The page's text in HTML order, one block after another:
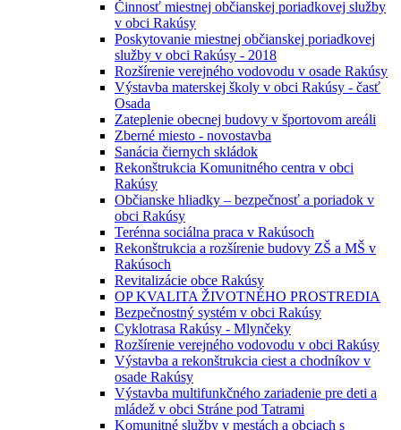
Činnosť miestnej občianskej poriadkovej služby
v obci Rakúsy
Poskytovanie miestnej občianskej poriadkovej
služby v obci Rakúsy - 2018
Rozšírenie verejného vodovodu v osade Rakúsy
Výstavba materskej školy v obci Rakúsy - časť
Osada
Zateplenie obecnej budovy v športovom areáli
Zberné miesto - novostavba
Sanácia čiernych skládok
Rekonštrukcia Komunitného centra v obci
Rakúsy
Občianske hliadky – bezpečnosť a poriadok v
obci Rakúsy
Terénna sociálna praca v Rakúsoch
Rekonštrukcia a rozšírenie budovy ZŠ a MŠ v
Rakúsoch
Revitalizácie obce Rakúsy
OP KVALITA ŽIVOTNÉHO PROSTREDIA
Bezpečnostný systém v obci Rakúsy
Cyklotrasa Rakúsy - Mlynčeky
Rozšírenie verejného vodovodu v obci Rakúsy
Výstavba a rekonštrukcia ciest a chodníkov v
osade Rakúsy
Výstavba multifunkčného zariadenie pre deti a
mládež v obci Stráne pod Tatrami
Komunitné služby v mestách a obciach s